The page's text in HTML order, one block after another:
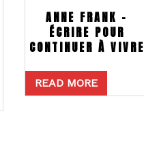
ANNE FRANK –
ÉCRIRE POUR
CONTINUER À VIVRE
READ MORE